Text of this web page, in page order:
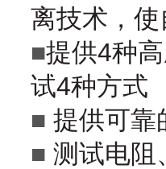
离技术，
■提供4种
试4种方式
■ 提供可靠
■ 测试电阻